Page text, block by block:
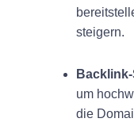
steigern.
um
die